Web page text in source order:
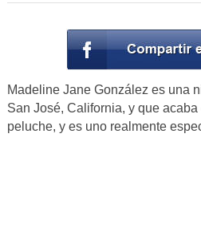
Madeline Jane González es una
San José, California, y que
peluche, y es uno realmente